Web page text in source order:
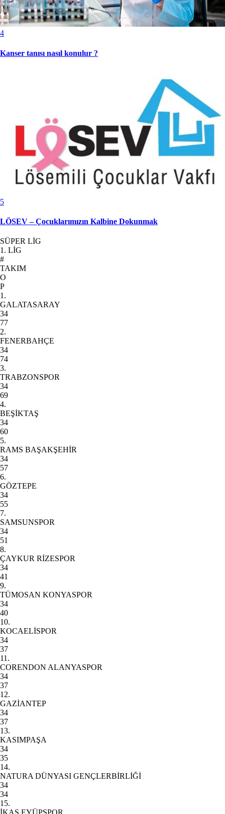
4
Kanser tanısı nasıl konulur ?
5
LÖSEV – Çocuklarımızın Kalbine Dokunmak
SÜPER LİG
1. LİG
#
TAKIM
O
P
1.
GALATASARAY
34
77
2.
FENERBAHÇE
34
74
3.
TRABZONSPOR
34
69
4.
BEŞİKTAŞ
34
60
5.
RAMS BAŞAKŞEHİR
34
57
6.
GÖZTEPE
34
55
7.
SAMSUNSPOR
34
51
8.
ÇAYKUR RİZESPOR
34
41
9.
TÜMOSAN KONYASPOR
34
40
10.
KOCAELİSPOR
34
37
11.
CORENDON ALANYASPOR
34
37
12.
GAZİANTEP
34
37
13.
KASIMPAŞA
34
35
14.
NATURA DÜNYASI GENÇLERBİRLİĞİ
34
34
15.